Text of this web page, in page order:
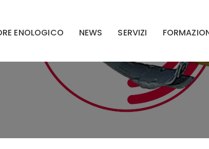
ENOLOGICO NEWS SERVIZI